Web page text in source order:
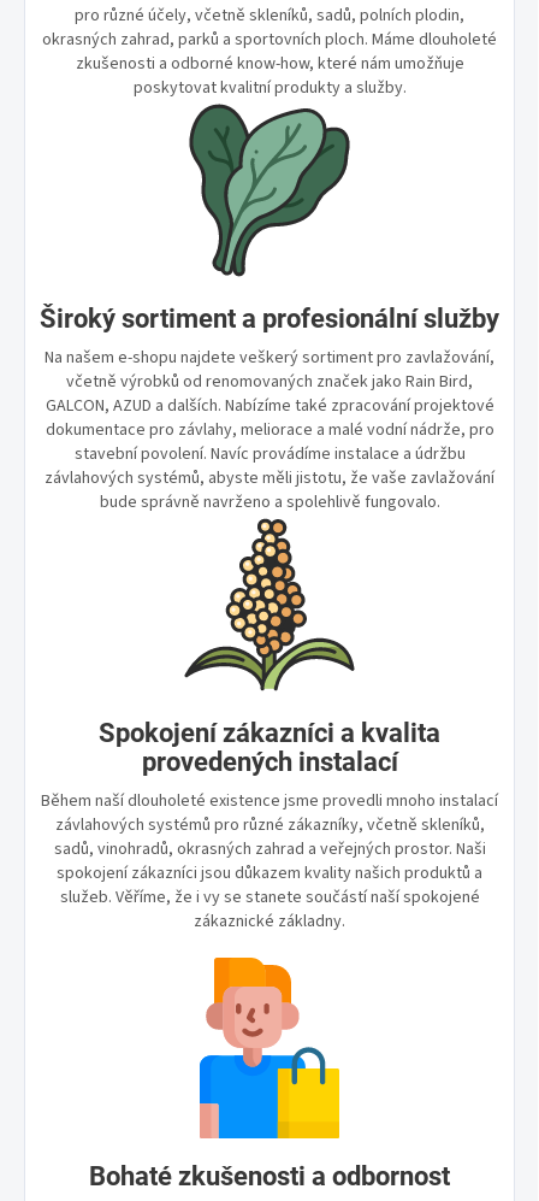
pro různé účely, včetně skleníků, sadů, polních plodin,
okrasných zahrad, parků a sportovních ploch. Máme dlouholeté
zkušenosti a odborné know-how, které nám umožňuje
poskytovat kvalitní produkty a služby.
Široký sortiment a profesionální služby
Na našem e-shopu najdete veškerý sortiment pro zavlažování,
včetně výrobků od renomovaných značek jako Rain Bird,
GALCON, AZUD a dalších. Nabízíme také zpracování projektové
dokumentace pro závlahy, meliorace a malé vodní nádrže, pro
stavební povolení. Navíc provádíme instalace a údržbu
závlahových systémů, abyste měli jistotu, že vaše zavlažování
bude správně navrženo a spolehlivě fungovalo.
Spokojení zákazníci a kvalita
provedených instalací
Během naší dlouholeté existence jsme provedli mnoho instalací
závlahových systémů pro různé zákazníky, včetně skleníků,
sadů, vinohradů, okrasných zahrad a veřejných prostor. Naši
spokojení zákazníci jsou důkazem kvality našich produktů a
služeb. Věříme, že i vy se stanete součástí naší spokojené
zákaznické základny.
Bohaté zkušenosti a odbornost